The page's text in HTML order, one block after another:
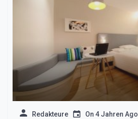
Redakteure On 4 Jahren Ago